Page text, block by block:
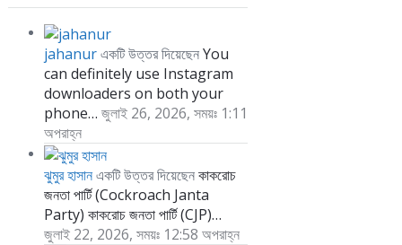
jahanur একটি উত্তর দিয়েছেন You
can definitely use Instagram
downloaders on both your
phone… জুলাই 26, 2026, সময়ঃ 1:11
অপরাহ্ন
ঝুমুর হাসান একটি উত্তর দিয়েছেন কাকরোচ
জনতা পার্টি (Cockroach Janta
Party) কাকরোচ জনতা পার্টি (CJP)…
জুলাই 22, 2026, সময়ঃ 12:58 অপরাহ্ন